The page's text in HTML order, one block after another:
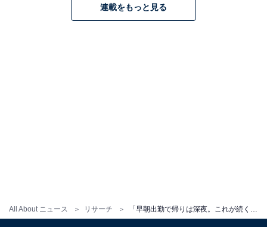
All About ニュース リサーチ
連載をもっと見る